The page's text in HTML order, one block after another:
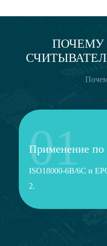
ПОЧЕМУ
01
Применение по
ISO18000-6B/6C и
2.